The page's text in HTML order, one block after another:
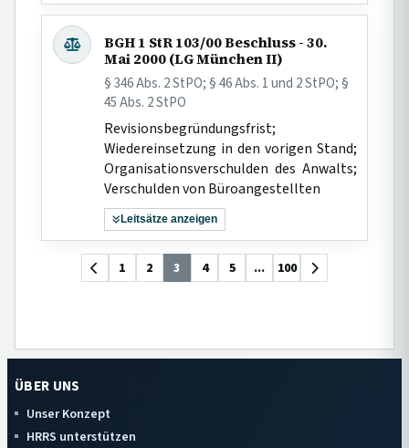
BGH 1 StR 103/00 Beschluss - 30.
Mai 2000 (LG München II)
§ 346 Abs. 2 StPO; § 46 Abs. 1 und 2 StPO; §
45 Abs. 2 StPO
Revisionsbegründungsfrist;
Wiedereinsetzung in den vorigen Stand;
Organisationsverschulden des Anwalts;
Verschulden von Büroangestellten
Leitsätze anzeigen
1 2 3 4 5 ... 100
ÜBER UNS
Unser Konzept
HRRS unterstützen